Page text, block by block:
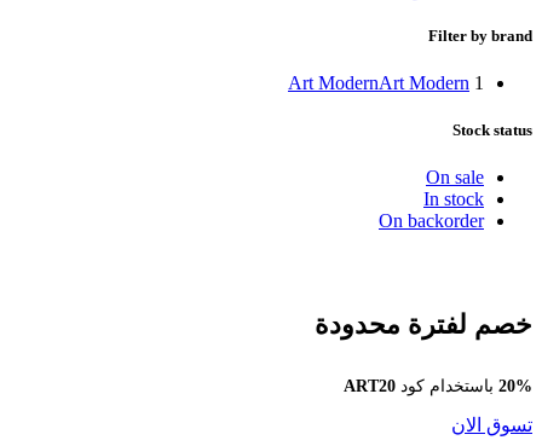
Filter by brand
Art ModernArt Modern 1
Stock status
On sale
In stock
On backorder
خصم لفترة محدودة
20% باستخدام كود ART20
تسوق الان